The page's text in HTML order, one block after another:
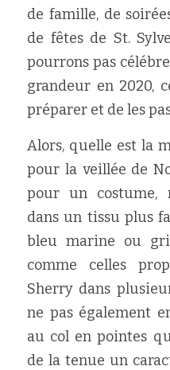
de famille, de
de fêtes de St.
pourrons pas
grandeur en 2020,
préparer et de les
Alors, quelle est la
pour la veillée de
pour un costume,
dans un tissu plus
bleu marine ou
comme celles
Sherry dans
ne pas également
au col en pointes
de la tenue un